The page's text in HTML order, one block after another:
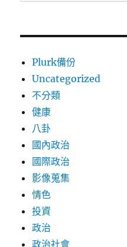
Plurk備份
Uncategorized
不分類
健康
八卦
國內政治
國際政治
影像蒐集
情色
投資
政治
政治社會